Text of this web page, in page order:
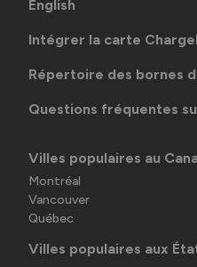
English
Intégrer la carte
Répertoire des bornes
Questions fréquentes
Villes populaires au
Montréal
Vancouver
Québec
Villes populaires aux